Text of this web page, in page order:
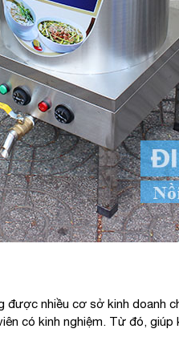
nhiều cơ sở kinh doanh
có kinh nghiệm. Từ đó,